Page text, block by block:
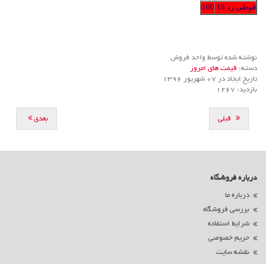
قوطی زد 18
3100
نوشته شده توسط واحد فروش
دسته: قیمت های امروز
تاریخ ایجاد در 07 شهریور 1396
بازدید: 1267
قبلی بعدی
درباره فروشگاه
درباره ما
بررسی فروشگاه
شرایط استفاده
حریم خصوصی
نقشه سایت